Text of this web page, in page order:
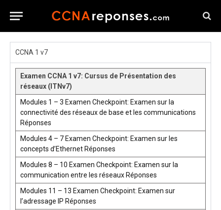
CCNA 1 v7
Examen CCNA 1 v7: Cursus de Présentation des
réseaux (ITNv7)
Modules 1 – 3 Examen Checkpoint: Examen sur la
connectivité des réseaux de base et les communications
Réponses
Modules 4 – 7 Examen Checkpoint: Examen sur les
concepts d’Ethernet Réponses
Modules 8 – 10 Examen Checkpoint: Examen sur la
communication entre les réseaux Réponses
Modules 11 – 13 Examen Checkpoint: Examen sur
l’adressage IP Réponses